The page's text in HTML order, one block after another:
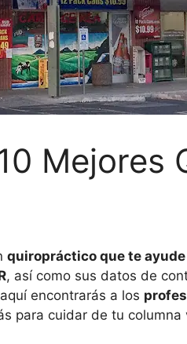
Mejores
quiropráctico que te
, así como sus datos de
encontrarás a los
para cuidar de tu